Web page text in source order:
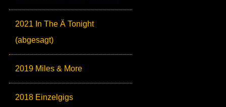
2021 In The Ä Tonight
(abgesagt)
2019 Miles & More
2018 Einzelgigs